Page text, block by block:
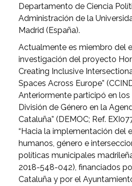
Departamento de Ciencia
Administración de la
Madrid (España).
Actualmente es miembro del
investigación del proyecto
Creating Inclusive
Spaces Across Europe”
Anteriormente participó en
División de Género en la
Cataluña” (DEMOC; Ref.
“Hacia la implementación del
humanos, género e
políticas municipales
2018-548-042), financiados
Cataluña y por el